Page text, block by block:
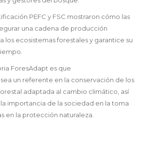
PEFC y FSC mostraron cómo las
una cadena de producción
los ecosistemas forestales y garantice su
ForesAdapt es que
un referente en la conservación de los
adaptada al cambio climático, así
importancia de la sociedad en la toma
en la protección naturaleza.